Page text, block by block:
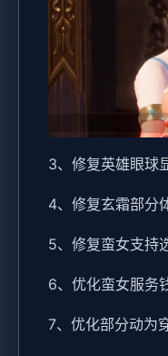
3、修复英雄眼球
4、修复玄霜部分
5、修复蛮女支持
6、优化蛮女服务
7、优化部分动为